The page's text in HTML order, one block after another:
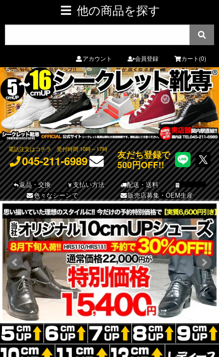
アカウント 会員登録 カート(0)
電話注文はコチラ受付時間:10時～17時
045-211-6989
友だち登録で
500円OFF!!
返品・交換 支払い方法 配送・送料
店舗案内
色々なシーンで
販売店募集・OEM生産
他の商品を探す